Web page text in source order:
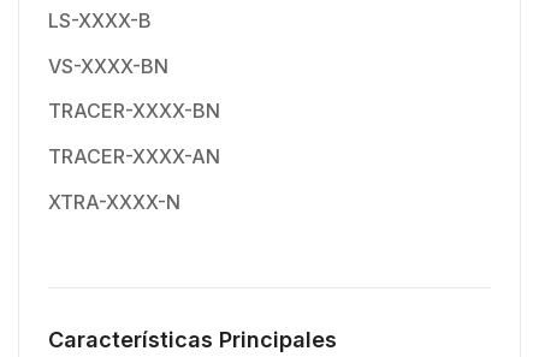
LS-XXXX-B
VS-XXXX-BN
TRACER-XXXX-BN
TRACER-XXXX-AN
XTRA-XXXX-N
Características Principales